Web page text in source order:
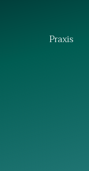
Praxis